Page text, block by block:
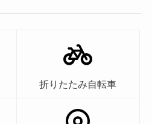
折りたたみ自転車